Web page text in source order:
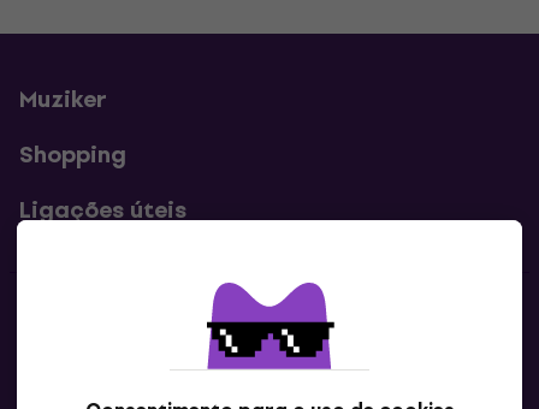
Muziker
Shopping
Ligações úteis
Contatos
Contacta-nos